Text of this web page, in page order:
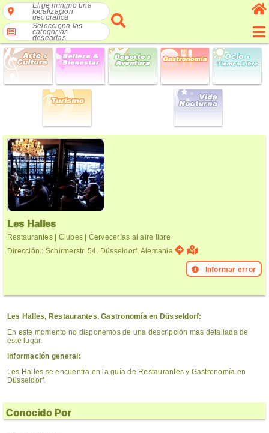
Elige mínimo una
localización
geográfica
Selecciona las
categorías
deseadas
Les Halles
Restaurantes | Clubes | Cervecerías al aire libre
Dirección.: Schirmerstr. 54. Düsseldorf, Alemania
Informar error
Les Halles, Restaurantes, Gastronomía en Düsseldorf:
En este momento no disponemos de una descripción mas detallada de
este lugar.
Información general:
Les Halles se encuentra en la guía de Restaurantes y Gastronomía en
Düsseldorf.
Conocido Por